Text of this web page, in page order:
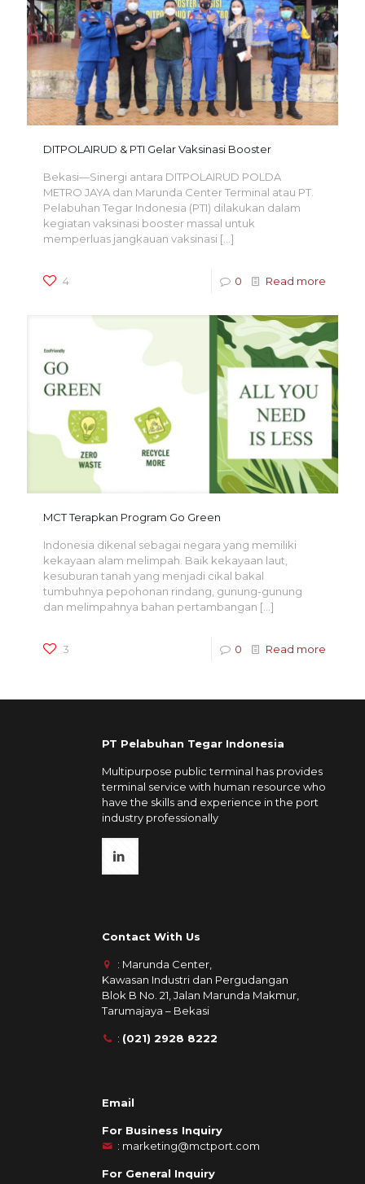
DITPOLAIRUD & PTI Gelar Vaksinasi Booster
Bekasi—Sinergi antara DITPOLAIRUD POLDA
METRO JAYA dan Marunda Center Terminal atau PT.
Pelabuhan Tegar Indonesia (PTI) dilakukan dalam
kegiatan vaksinasi booster massal untuk
memperluas jangkauan vaksinasi […]
4 0 Read more
MCT Terapkan Program Go Green
Indonesia dikenal sebagai negara yang memiliki
kekayaan alam melimpah. Baik kekayaan laut,
kesuburan tanah yang menjadi cikal bakal
tumbuhnya pepohonan rindang, gunung-gunung
dan melimpahnya bahan pertambangan […]
3 0 Read more
PT Pelabuhan Tegar Indonesia
Multipurpose public terminal has provides
terminal service with human resource who
have the skills and experience in the port
industry professionally
Contact With Us
: Marunda Center,
Kawasan Industri dan Pergudangan
Blok B No. 21, Jalan Marunda Makmur,
Tarumajaya – Bekasi
: (021) 2928 8222
Email
For Business Inquiry
: marketing@mctport.com
For General Inquiry